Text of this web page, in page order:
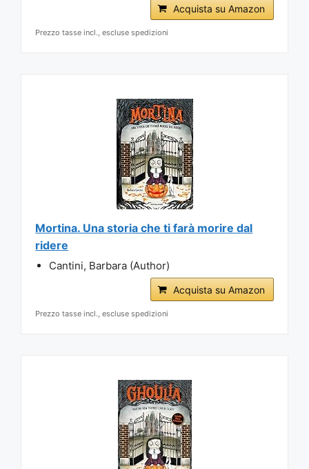
Acquista su Amazon
Prezzo tasse incl., escluse spedizioni
Mortina. Una storia che ti farà morire dal
ridere
Cantini, Barbara (Author)
Acquista su Amazon
Prezzo tasse incl., escluse spedizioni